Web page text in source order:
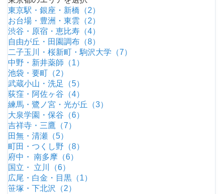
東京駅・銀座・新橋（2）
お台場・豊洲・東雲（2）
渋谷・原宿・恵比寿（4）
自由が丘・田園調布（8）
二子玉川・桜新町・駒沢大学（7）
中野・新井薬師（1）
池袋・要町（2）
武蔵小山・洗足（5）
荻窪・阿佐ヶ谷（4）
練馬・鷺ノ宮・光が丘（3）
大泉学園・保谷（6）
吉祥寺・三鷹（7）
田無・清瀬（5）
町田・つくし野（8）
府中・ 南多摩（6）
国立・ 立川（6）
広尾・白金・目黒（1）
笹塚・下北沢（2）